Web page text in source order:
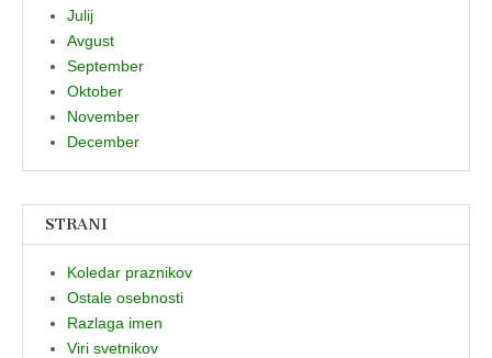
Julij
Avgust
September
Oktober
November
December
STRANI
Koledar praznikov
Ostale osebnosti
Razlaga imen
Viri svetnikov